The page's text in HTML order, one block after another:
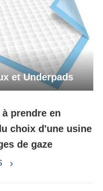
et Underpads
prendre en
choix d'une usine
de gaze